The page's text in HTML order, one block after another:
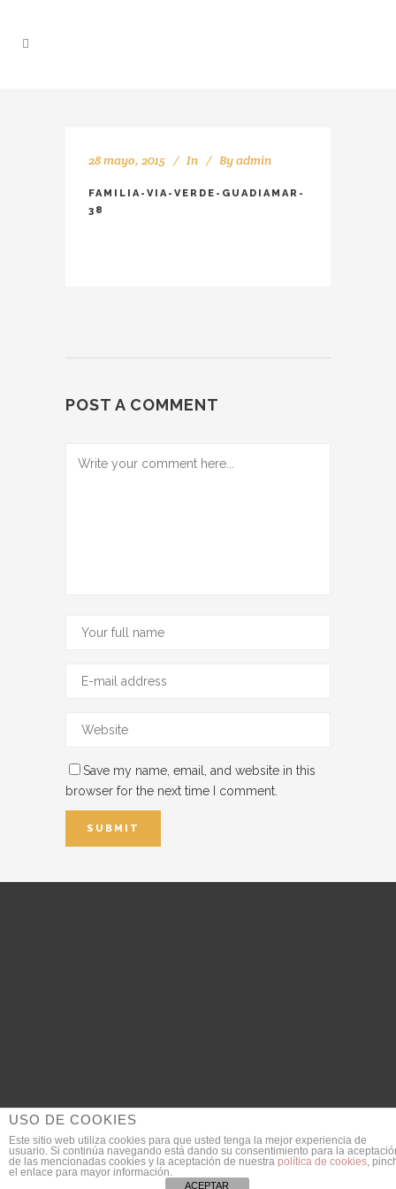
28 mayo, 2015 In Byadmin
FAMILIA-VIA-VERDE-GUADIAMAR-
38
POST A COMMENT
Save my name, email, and website in this
browser for the next time I comment.
© 2018 DanieldeGarcia.com | Fotógrafo de Bodas
SEO Provided byJULIAN MACIAS
USO DE COOKIES
Este sitio web utiliza cookies para que usted tenga la mejor experiencia de
usuario. Si continúa navegando está dando su consentimiento para la
de las mencionadas cookies y la aceptación de nuestra política de cookies,
el enlace para mayor información.
ACEPTAR